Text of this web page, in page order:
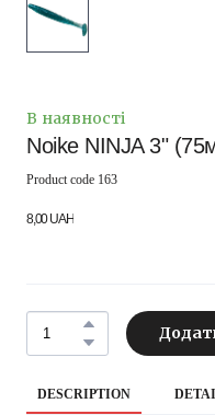
В наявності
Noike NINJA 3"
Product code 163
8,00 UAH
DESCRIPTION